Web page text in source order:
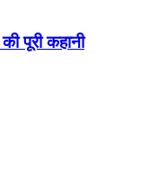
पूरी कहानी